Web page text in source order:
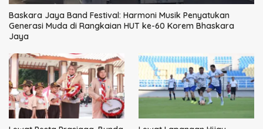
Baskara Jaya Band Festival: Harmoni Musik Penyatukan
Generasi Muda di Rangkaian HUT ke-60 Korem Bhaskara
Jaya